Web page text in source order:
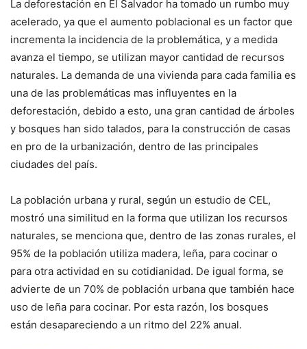
La deforestación en El Salvador ha tomado un rumbo muy
acelerado, ya que el aumento poblacional es un factor que
incrementa la incidencia de la problemática, y a medida
avanza el tiempo, se utilizan mayor cantidad de recursos
naturales. La demanda de una vivienda para cada familia es
una de las problemáticas mas influyentes en la
deforestación, debido a esto, una gran cantidad de árboles
y bosques han sido talados, para la construcción de casas
en pro de la urbanización, dentro de las principales
ciudades del país.
La población urbana y rural, según un estudio de CEL,
mostró una similitud en la forma que utilizan los recursos
naturales, se menciona que, dentro de las zonas rurales, el
95% de la población utiliza madera, leña, para cocinar o
para otra actividad en su cotidianidad. De igual forma, se
advierte de un 70% de población urbana que también hace
uso de leña para cocinar. Por esta razón, los bosques
están desapareciendo a un ritmo del 22% anual.